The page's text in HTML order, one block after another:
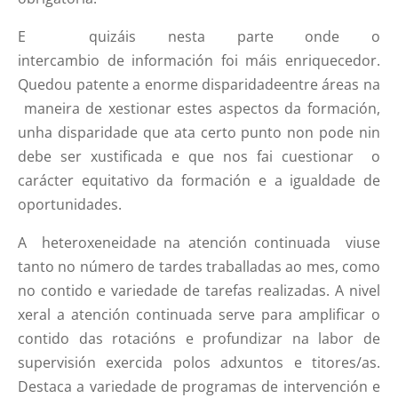
E quizáis nesta parte onde o
intercambio de información foi máis enriquecedor.
Quedou patente a enorme disparidadeentre áreas na
maneira de xestionar estes aspectos da formación,
unha disparidade que ata certo punto non pode nin
debe ser xustificada e que nos fai cuestionar o
carácter equitativo da formación e a igualdade de
oportunidades.
A heteroxeneidade na atención continuada viuse
tanto no número de tardes traballadas ao mes, como
no contido e variedade de tarefas realizadas. A nivel
xeral a atención continuada serve para amplificar o
contido das rotacións e profundizar na labor de
supervisión exercida polos adxuntos e titores/as.
Destaca a variedade de programas de intervención e